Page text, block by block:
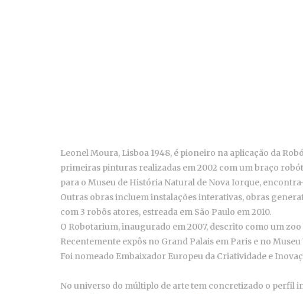
Leonel Moura, Lisboa 1948, é pioneiro na aplicação da
primeiras pinturas realizadas em 2002 com um braço
para o Museu de História Natural de Nova Iorque,
Outras obras incluem instalações interativas, obras
com 3 robôs atores, estreada em São Paulo em 2010.
O Robotarium, inaugurado em 2007, descrito como um
Recentemente expôs no Grand Palais em Paris e no Museu
Foi nomeado Embaixador Europeu da Criatividade e
No universo do múltiplo de arte tem concretizado o perfil